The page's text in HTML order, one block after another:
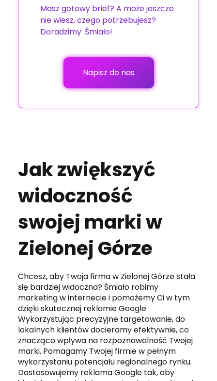
Masz gotowy brief? A może jeszcze
nie wiesz, czego potrzebujesz?
Doradzimy. Śmiało!
Napisz do nas
Jak zwiększyć
widoczność
swojej marki w
Zielonej Górze
Chcesz, aby Twoja firma w Zielonej Górze stała
się bardziej widoczna? Śmiało robimy
marketing w internecie i pomożemy Ci w tym
dzięki skutecznej reklamie Google.
Wykorzystując precyzyjne targetowanie, do
lokalnych klientów docieramy efektywnie, co
znacząco wpływa na rozpoznawalność Twojej
marki. Pomagamy Twojej firmie w pełnym
wykorzystaniu potencjału regionalnego rynku.
Dostosowujemy reklama Google tak, aby